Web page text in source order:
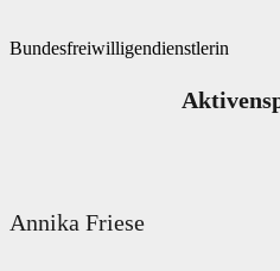
Bundesfreiwilligendienstlerin
Annika Friese